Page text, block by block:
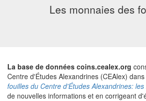
Les monnaies des
La base de données coins.cealex.org
Centre d'Études Alexandrines (CEAlex)
fouilles du Centre d'Études Alexandrines:
de nouvelles informations et en corrigeant